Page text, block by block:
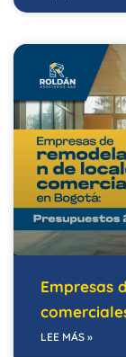
Empresas
LEE MÁS »